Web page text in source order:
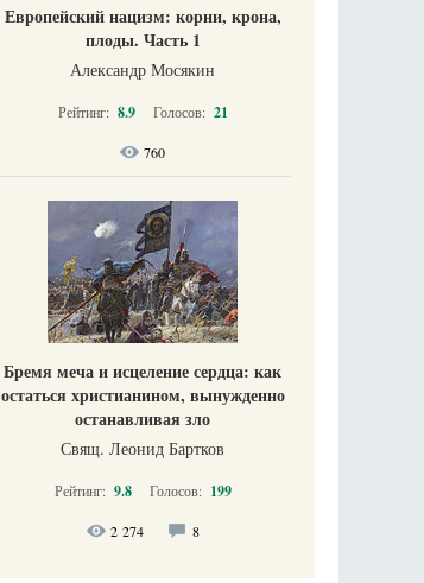
Европейский нацизм: корни, крона,
плоды. Часть 1
Александр Мосякин
Рейтинг: 8.9 Голосов: 21
760
Бремя меча и исцеление сердца: как
остаться христианином, вынужденно
останавливая зло
Свящ. Леонид Бартков
Рейтинг: 9.8 Голосов: 199
2 274 8